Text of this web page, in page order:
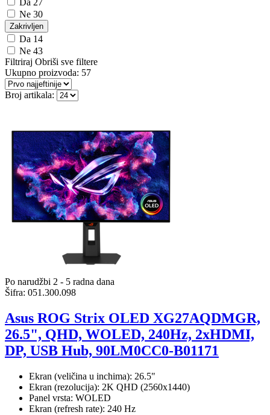
Da 27
Ne 30
Zakrivljen
Da 14
Ne 43
Filtriraj Obriši sve filtere
Ukupno proizvoda: 57
Broj artikala:
Po narudžbi 2 - 5 radna dana
Šifra: 051.300.098
Asus ROG Strix OLED XG27AQDMGR,
26.5", QHD, WOLED, 240Hz, 2xHDMI,
DP, USB Hub, 90LM0CC0-B01171
Ekran (veličina u inchima): 26.5"
Ekran (rezolucija): 2K QHD (2560x1440)
Panel vrsta: WOLED
Ekran (refresh rate): 240 Hz